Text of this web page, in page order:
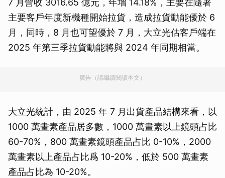
7 月營收 3016.65 億元，年增 14.18%，主要在隨著
主要客戶年度新機種開始拉貨，造成拉貨動能優於 6
月，同時，8 月也可望優於 7 月，大立光估客戶端在
2025 年第三季拉貨動能將與 2024 年同期相當。
廣告（請繼續閱讀本文）
大立光統計，由 2025 年 7 月出貨產品結構來看，以
1000 萬畫素產品居多數，1000 萬畫素以上鏡頭占比
60-70%，800 萬畫素鏡頭產品占比 0-10%，2000
萬畫素以上產品占比爲 10-20%，低於 500 萬畫素
產品占比為 10-20%。